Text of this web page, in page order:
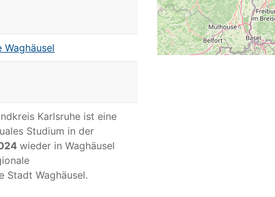
Karlsruhe ist eine
Studium in der
wieder in Waghäusel
Stadt Waghäusel.